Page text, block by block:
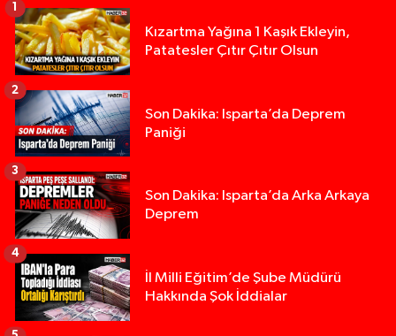
Kızartma Yağına 1 Kaşık Ekleyin,
Patatesler Çıtır Çıtır Olsun
1
Son Dakika: Isparta’da Deprem
Paniği
2
Son Dakika: Isparta’da Arka Arkaya
Deprem
3
İl Milli Eğitim’de Şube Müdürü
Hakkında Şok İddialar
4